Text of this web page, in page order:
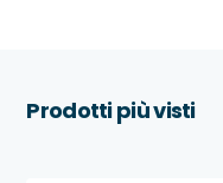
Prodotti più visti